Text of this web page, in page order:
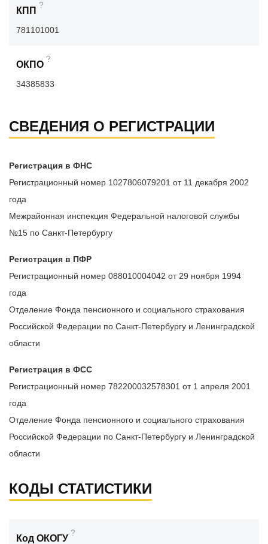
КПП
?
781101001
ОКПО
?
34385833
СВЕДЕНИЯ О РЕГИСТРАЦИИ
Регистрация в ФНС
Регистрационный номер 1027806079201 от 11 декабря 2002
года
Межрайонная инспекция Федеральной налоговой службы
№15 по Санкт-Петербургу
Регистрация в ПФР
Регистрационный номер 088010004042 от 29 ноября 1994
года
Отделение Фонда пенсионного и социального страхования
Российской Федерации по Санкт-Петербургу и Ленинградской
области
Регистрация в ФСС
Регистрационный номер 782200032578301 от 1 апреля 2001
года
Отделение Фонда пенсионного и социального страхования
Российской Федерации по Санкт-Петербургу и Ленинградской
области
КОДЫ СТАТИСТИКИ
Код ОКОГУ
?